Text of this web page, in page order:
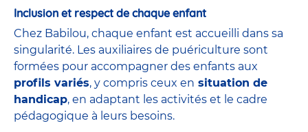
Inclusion et respect de chaque enfant
Chez Babilou, chaque enfant est accueilli dans sa
singularité. Les auxiliaires de puériculture sont
formées pour accompagner des enfants aux
profils variés, y compris ceux en situation de
handicap, en adaptant les activités et le cadre
pédagogique à leurs besoins.